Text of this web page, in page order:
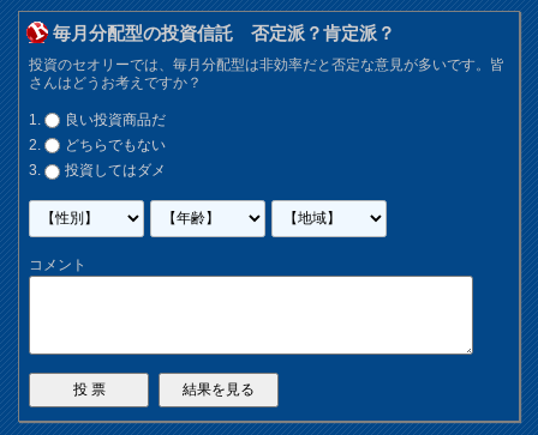
毎月分配型の投資信託 否定派？肯定派？
投資のセオリーでは、毎月分配型は非効率だと否定な意見が多いです。皆
さんはどうお考えですか？
良い投資商品だ
どちらでもない
投資してはダメ
コメント